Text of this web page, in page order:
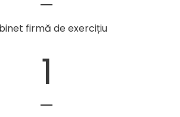
firmă de exercițiu
1